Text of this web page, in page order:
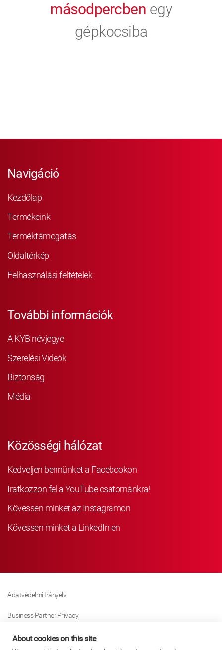
másodpercben egy
gépkocsiba
Navigáció
Kezdőlap
Termékeink
Terméktámogatás
Oldaltérkép
Felhasználási feltételek
További információk
A KYB névjegye
Szerelési Videók
Biztonság
Média
Közösségi hálózat
Kedveljen bennünket a Facebookon
Iratkozzon fel a YouTube csatornánkra!
Kövessen minket az Instagramon
Kövessen minket a LinkedIn-en
Adatvédelmi Irányelv
Business Partner Privacy
Sütikre Vonatkozó Irányelv
About cookies on this site